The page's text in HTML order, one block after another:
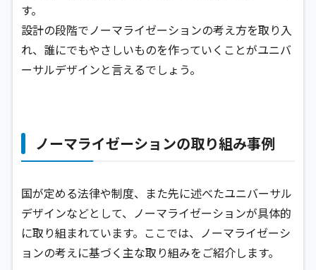
す。
設計の段階でノーマライゼーションの考え方を取り入
れ、誰にでもやさしいものを作っていくことがユニバ
ーサルデザインと言えるでしょう。
ノーマライゼーションの取り組み事例
国が定める法律や制度、また先に述べたユニバーサル
デザインなどとして、ノーマライゼーションが具体的
に取り組まれています。ここでは、ノーマライゼーシ
ョンの考えに基づく主な取り組みをご紹介します。